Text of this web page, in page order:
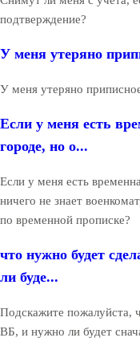
подтверждение?
У меня утеряно
У меня утеряно
Если у меня есть
городе, но о...
Если у меня есть
ничего не знает
по временной прописке?
что нужно будет
ли буде...
Подскажите пожалуйста,
ВБ, и нужно ли будет